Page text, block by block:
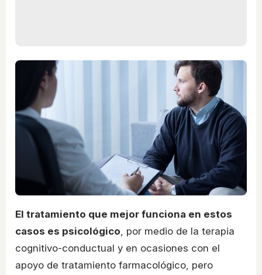
El tratamiento que mejor funciona en estos
casos es psicológico , por medio de la terapia
cognitivo-conductual y en ocasiones con el
apoyo de tratamiento farmacológico, pero